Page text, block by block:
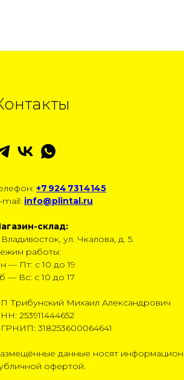
+7 924 731 4145
mail: info@plintal.ru
склад:
Владивосток, ул. Чкалова, д. 5.
работы:
— Пт: с 10 до 19
— Вс: с 10 до 17
Трибунский Михаил Александрович
253911444652
318253600064641
данные носят
офертой.